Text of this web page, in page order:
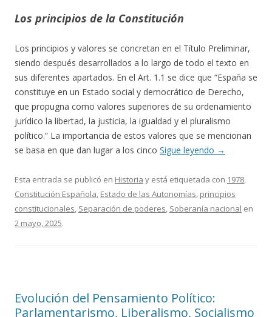
Los principios de la Constitución
Los principios y valores se concretan en el Título Preliminar,
siendo después desarrollados a lo largo de todo el texto en
sus diferentes apartados. En el Art. 1.1 se dice que “España se
constituye en un Estado social y democrático de Derecho,
que propugna como valores superiores de su ordenamiento
jurídico la libertad, la justicia, la igualdad y el pluralismo
político.” La importancia de estos valores que se mencionan
se basa en que dan lugar a los cinco Sigue leyendo →
Esta entrada se publicó en Historia y está etiquetada con 1978,
Constitución Española, Estado de las Autonomías, principios
constitucionales, Separación de poderes, Soberanía nacional en
2 mayo, 2025.
Evolución del Pensamiento Político:
Parlamentarismo, Liberalismo, Socialismo